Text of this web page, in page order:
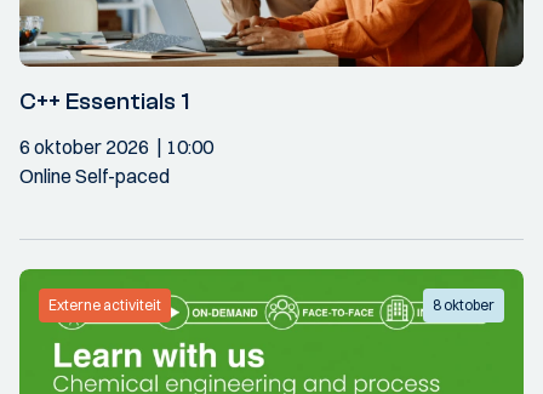
C++ Essentials 1
6 oktober 2026
10:00
Online Self-paced
Externe activiteit 8 oktober